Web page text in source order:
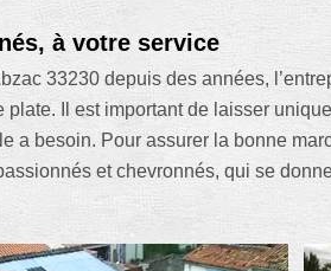
à votre service
33230 depuis des années,
plate. Il est important de laisser
a besoin. Pour assurer la bonne
et chevronnés, qui se